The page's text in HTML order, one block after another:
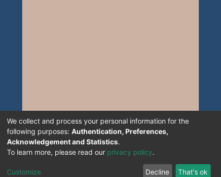
We collect and process your personal information for the
following purposes: Authentication, Preferences,
Acknowledgement and Statistics.
To learn more, please read our privacy policy.
Customize Decline That's ok